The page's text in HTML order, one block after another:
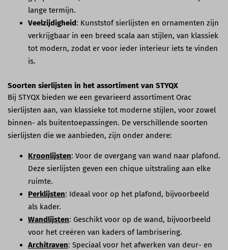
lange termijn.
Veelzijdigheid: Kunststof sierlijsten en ornamenten zijn
verkrijgbaar in een breed scala aan stijlen, van klassiek
tot modern, zodat er voor ieder interieur iets te vinden
is.
Soorten sierlijsten in het assortiment van STYQX
Bij STYQX bieden we een gevarieerd assortiment Orac
sierlijsten aan, van klassieke tot moderne stijlen, voor zowel
binnen- als buitentoepassingen. De verschillende soorten
sierlijsten die we aanbieden, zijn onder andere:
Kroonlijsten: Voor de overgang van wand naar plafond.
Deze sierlijsten geven een chique uitstraling aan elke
ruimte.
Perklijsten: Ideaal voor op het plafond, bijvoorbeeld
als kader.
Wandlijsten: Geschikt voor op de wand, bijvoorbeeld
voor het creëren van kaders of lambrisering.
Architraven: Speciaal voor het afwerken van deur- en